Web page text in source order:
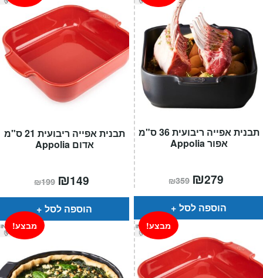
תבנית אפייה ריבועית 21 ס"מ
אדום Appolia
₪199 המחיר
המקורי
היה:
₪199.
₪149
הוא:
הוספה לסל
תבנית אפייה ריבועית 36 ס"מ
אפור Appolia
₪359 המחיר
המקורי
היה:
₪359.
₪279
הוא:
הוספה לסל
מבצע! מבצע!